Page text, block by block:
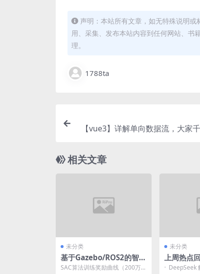
声明：本站所有文章，如无特殊说明
用、采集、发布本站内容到任何网站、书
理。
1788ta
【vue3】详解单向数据流，大家
相关文章
未分类
基于Gazebo/ROS2的智能
仓储机器人强化学习控制
SAC算法训练奖励曲线（200万
未分类
上周热点
3）
· DeepSeek